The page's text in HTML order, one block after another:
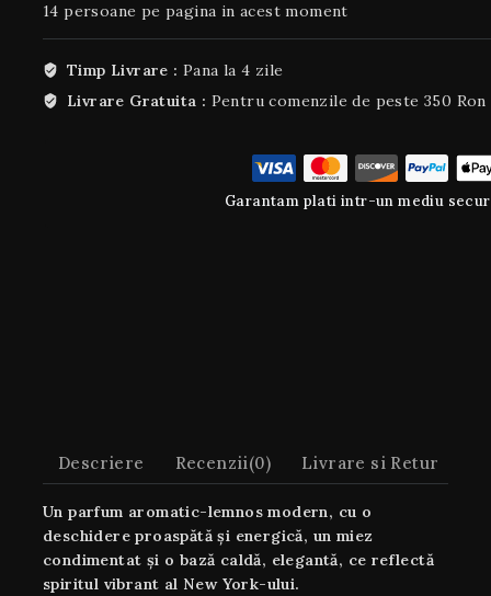
14 persoane pe pagina in acest moment
Timp Livrare : Pana la 4 zile
Livrare Gratuita : Pentru comenzile de peste 350 Ron
Garantam plati intr-un mediu
Descriere Recenzii(0) Livrare si Retur
Un parfum aromatic-lemnos modern, cu o
deschidere proaspătă și energică, un miez
condimentat și o bază caldă, elegantă, ce reflectă
spiritul vibrant al New York-ului.